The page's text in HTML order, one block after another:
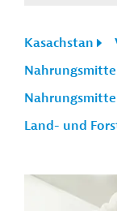
Kasachstan
Land- und